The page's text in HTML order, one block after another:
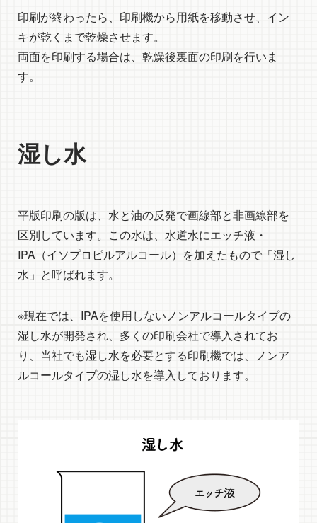
印刷が終わったら、印刷機から用紙を移動させ、イン
キが乾くまで乾燥させます。
両面を印刷する場合は、乾燥後裏面の印刷を行いま
す。
湿し水
平版印刷の版は、水と油の反発で画線部と非画線部を
区別しています。この水は、水道水にエッチ液・
IPA（イソプロピルアルコール）を加えたもので「湿し
水」と呼ばれます。
※現在では、IPAを使用しないノンアルコールタイプの
湿し水が開発され、多くの印刷会社で導入されてお
り、当社でも湿し水を必要とする印刷機では、ノンア
ルコールタイプの湿し水を導入しております。